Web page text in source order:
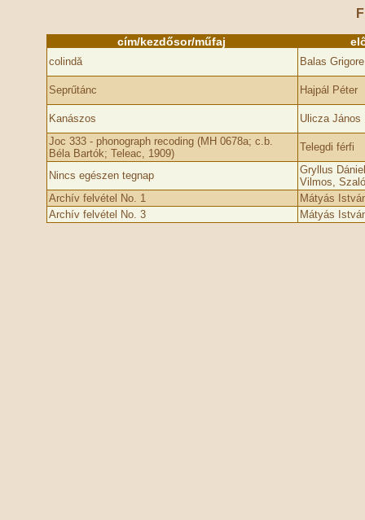
cím/kezdősor/műfaj
colindă Balas Grigore
Seprűtánc Hajpál Péter
Kanászos
Ulicza János
Joc 333 - phonograph recoding (MH 0678a; c.b.
Béla Bartók; Teleac, 1909)
Telegdi férfi
Nincs egészen tegnap
Gryllus
Vilmos,
Archív felvétel No. 1
Mátyás
Archív felvétel No. 3
Mátyás